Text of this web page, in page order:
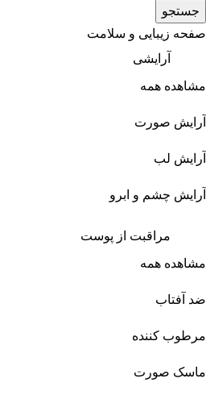
جستجو
صفحه زیبایی و سلامت
آرایشی
مشاهده همه
آرایش صورت
آرایش لب
آرایش چشم و ابرو
مراقبت از پوست
مشاهده همه
ضد آفتاب
مرطوب کننده
ماسک صورت